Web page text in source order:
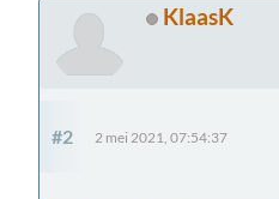
KlaasK
#2 2 mei 2021, 07:54:37